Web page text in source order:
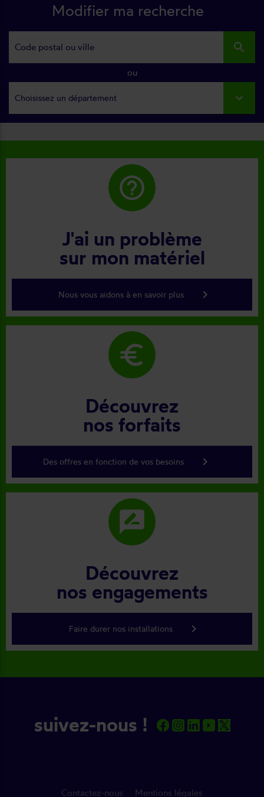
Modifier ma recherche
search
ou
Choisissez un département
help_outline
J'ai un problème
sur mon matériel
Nous vous aidons à en savoir plus keyboard_arrow_right
euro
Découvrez
nos forfaits
Des offres en fonction de vos besoins keyboard_arrow_right
rate_review
Découvrez
nos engagements
Faire durer nos installations keyboard_arrow_right
suivez-nous !
Contactez-nous Mentions légales